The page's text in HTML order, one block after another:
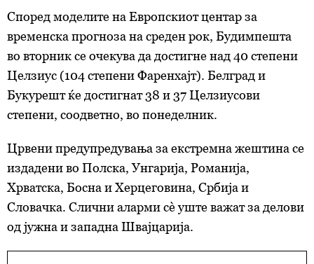
Според моделите на Европскиот центар за
временска прогноза на среден рок, Будимпешта
во вторник се очекува да достигне над 40 степени
Целзиус (104 степени Фаренхајт). Белград и
Букурешт ќе достигнат 38 и 37 Целзиусови
степени, соодветно, во понеделник.
Црвени предупредувања за екстремна жештина се
издадени во Полска, Унгарија, Романија,
Хрватска, Босна и Херцеговина, Србија и
Словачка. Слични аларми сè уште важат за делови
од јужна и западна Швајцарија.